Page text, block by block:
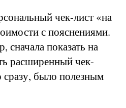
чек-лист «на
с пояснениями.
показать на
расширенный чек-
было полезным